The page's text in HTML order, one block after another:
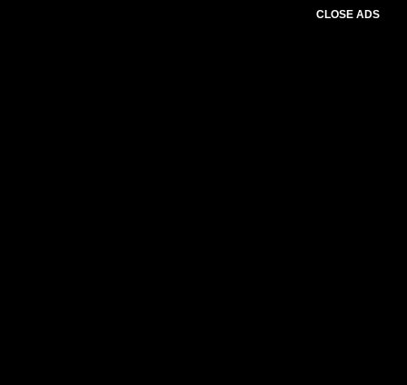
CLOSE ADS